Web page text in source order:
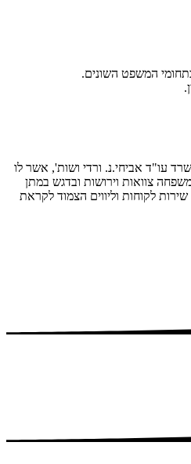
עו"ד אביחי.נ. ורדי ושות', אשר לו
צוואות וירושות ובדגש במתן
לקוחות וליווים הצמוד לקראת